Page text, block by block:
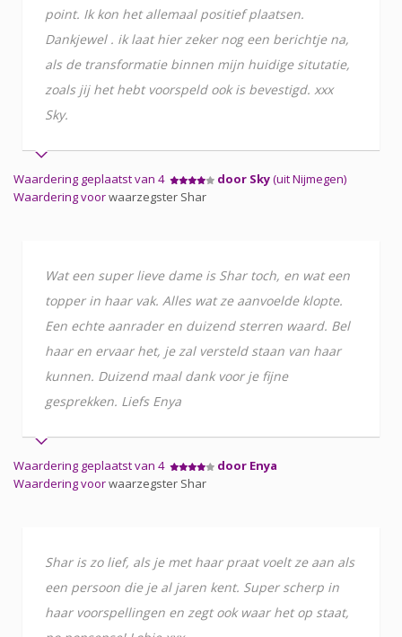
point. Ik kon het allemaal positief plaatsen.
Dankjewel . ik laat hier zeker nog een berichtje na,
als de transformatie binnen mijn huidige situtatie,
zoals jij het hebt voorspeld ook is bevestigd. xxx
Sky.
Waardering geplaatst van 4 door Sky(uit Nijmegen)
Waardering voorwaarzegster Shar
Wat een super lieve dame is Shar toch, en wat een
topper in haar vak. Alles wat ze aanvoelde klopte.
Een echte aanrader en duizend sterren waard. Bel
haar en ervaar het, je zal versteld staan van haar
kunnen. Duizend maal dank voor je fijne
gesprekken. Liefs Enya
Waardering geplaatst van 4
door Enya
Waardering voorwaarzegster Shar
Shar is zo lief, als je met haar praat voelt ze aan als
een persoon die je al jaren kent. Super scherp in
haar voorspellingen en zegt ook waar het op staat,